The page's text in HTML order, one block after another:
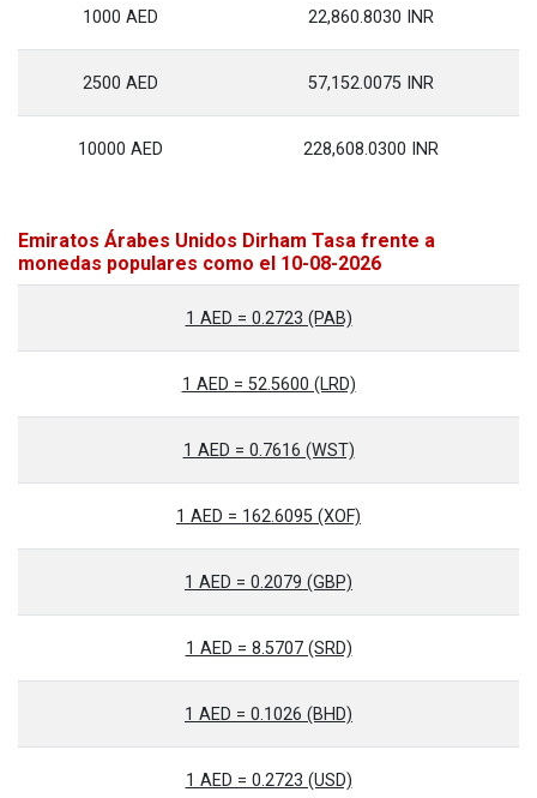
1000 AED 22,860.8030 INR
2500 AED 57,152.0075 INR
10000 AED 228,608.0300 INR
Emiratos Árabes Unidos Dirham Tasa frente a
monedas populares como el 10-08-2026
1 AED = 0.2723 (PAB)
1 AED = 52.5600 (LRD)
1 AED = 0.7616 (WST)
1 AED = 162.6095 (XOF)
1 AED = 0.2079 (GBP)
1 AED = 8.5707 (SRD)
1 AED = 0.1026 (BHD)
1 AED = 0.2723 (USD)